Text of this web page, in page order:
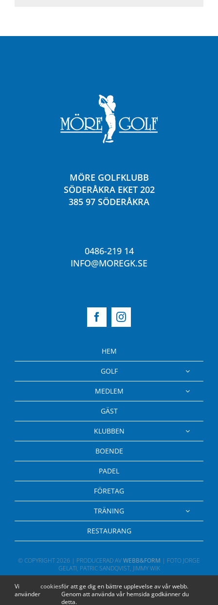
MÖRE GOLFKLUBB
SÖDERÅKRA EKET 202
385 97 SÖDERÅKRA
0486-219 14
INFO@MOREGK.SE
HEM
GOLF
MEDLEM
GÄST
KLUBBEN
BOENDE
PADEL
FÖRETAG
TRÄNING
RESTAURANG
© COPYRIGHT2026 | PRODUCERAD AVWEBB&FORM | FOTO JORGE
GELATI, PATRIC SANDQVIST, JIMMY WIK
Vi
använder
cookiesför att ge dig en bättre upplevelse av vår webb.
Genom att använda vår hemsida godkänner du
detta.